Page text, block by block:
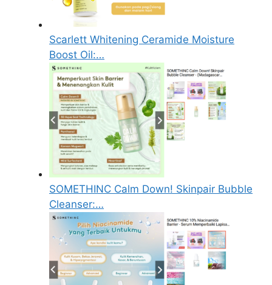
Scarlett Whitening Ceramide Moisture
Boost Oil:…
SOMETHINC Calm Down! Skinpair Bubble
Cleanser:…